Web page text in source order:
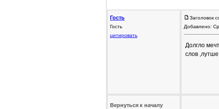
Гость
Гость
цитировать
Заголовок
Добавлено:
Долгло
слов
Вернуться к началу